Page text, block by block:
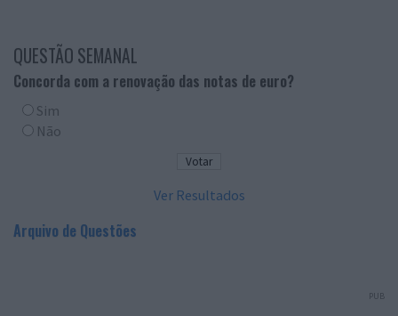
QUESTÃO SEMANAL
Concorda com a renovação das notas de euro?
Sim
Não
Ver Resultados
Arquivo de Questões
PUB